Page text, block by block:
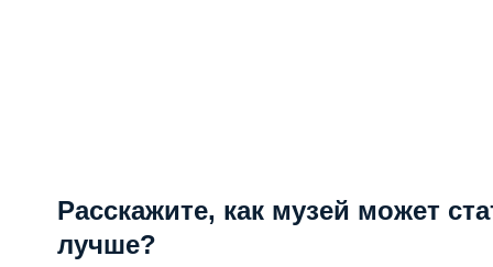
Расскажите, как музей может
лучше?